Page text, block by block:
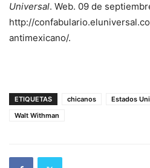
Universal. Web. 09 de
http://
antimexicano/.
ETIQUETAS chicanos Estados
Walt Withman